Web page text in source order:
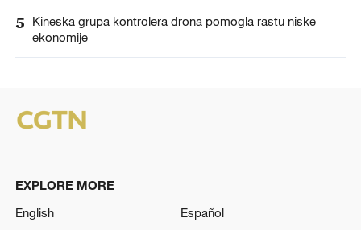
5
Kineska grupa kontrolera drona pomogla rastu niske
ekonomije
EXPLORE MORE
English
Español